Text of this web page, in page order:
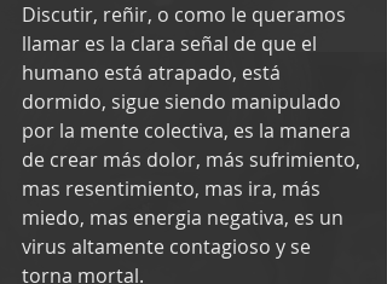
Discutir, reñir, o como le queramos
llamar es la clara señal de que el
humano está atrapado, está
dormido, sigue siendo manipulado
por la mente colectiva, es la manera
de crear más dolor, más sufrimiento,
mas resentimiento, mas ira, más
miedo, mas energia negativa, es un
virus altamente contagioso y se
torna mortal.